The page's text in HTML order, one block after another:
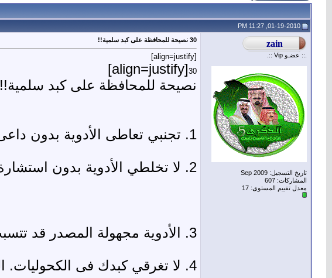
.:: عضـو Vip ::.
تاريخ التسجيل: Sep 2009
المشاركات: 607
معدل تقييم المستوى: 17
30 نصيحة للمحافظة على كبد سلمية!!
[align=justify]
30
[align=justify]
نصيحة للمحافظة على كبد سلمية!!
1. تجنبي تعاطى الأدوية بدون داعى فكثرة المواد الكيماوية قد تضر بكبدك
2. لا تخلطي الأدوية بدون استشارة الطبيب فقد تتسبب فى تكوين مادة يكون لها تأثير سام على الكبد
3. الأدوية مجهولة المصدر قد تتسبب فى ضرر بالغ بالكبد قد يصل إلى التليف
4. لا تغرقي كبدك فى الكحوليات. المشروبات الكحولية أحد أسباب أمراض و تليف الكبد.